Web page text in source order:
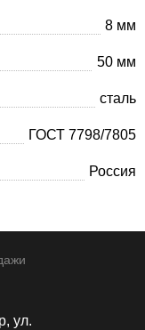
8 мм
50 мм
сталь
ГОСТ 7798/7805
Россия
ул.